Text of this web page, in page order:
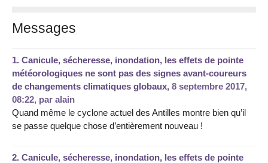
Messages
1. Canicule, sécheresse, inondation, les effets de pointe
météorologiques ne sont pas des signes avant-coureurs
de changements climatiques globaux, 8 septembre 2017,
08:22, par alain
Quand même le cyclone actuel des Antilles montre bien qu’il
se passe quelque chose d’entièrement nouveau !
2. Canicule, sécheresse, inondation, les effets de pointe